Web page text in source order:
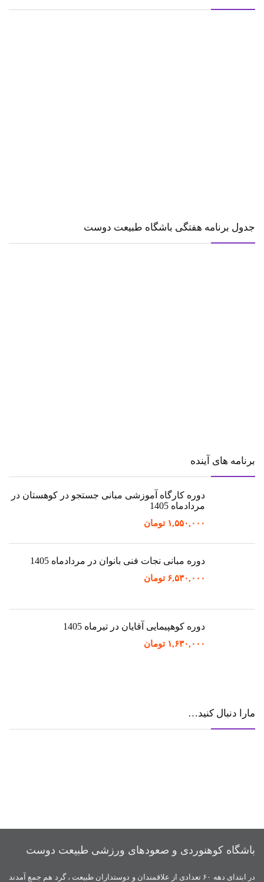
جدول برنامه هفتگی باشگاه طبیعت دوست
برنامه های آینده
دوره کارگاه آموزشی مبانی جستجو در کوهستان در
مردادماه 1405
۱,۵۵۰,۰۰۰ تومان
دوره مبانی نجات فنی بانوان در مردادماه 1405
۶,۵۳۰,۰۰۰ تومان
دوره کوهپیمایی آقایان در تیرماه 1405
۱,۶۳۰,۰۰۰ تومان
مارا دنبال کنید…
باشگاه کوهنوردی و صعودهای ورزشی طبیعت دوست
در ابتدای دهه ۶۰ تعدادی از علاقمندان و دوستداران طبیعت ، گرد هم جمع آمدند